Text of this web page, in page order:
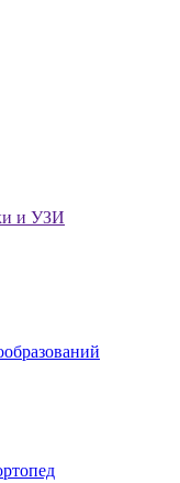
и УЗИ